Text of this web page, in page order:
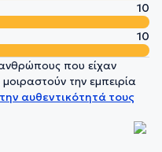
10
10
που είχαν
την εμπειρία
αυθεντικότητά τους